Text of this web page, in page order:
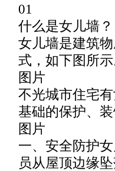
01
什么是女儿墙？
女儿墙是建筑
式，如下图所示
图片
不光城市住宅
基础的保护、
图片
一、安全防护
员从屋顶边缘